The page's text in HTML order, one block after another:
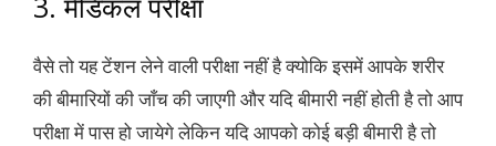
वैसे तो यह टेंशन लेने वाली परीक्षा नहीं है क्योकि इसमें आपके शरीर
की बीमारियों की जाँच की जाएगी और यदि बीमारी नहीं होती है तो आप
परीक्षा में पास हो जायेगे लेकिन यदि आपको कोई बड़ी बीमारी है तो